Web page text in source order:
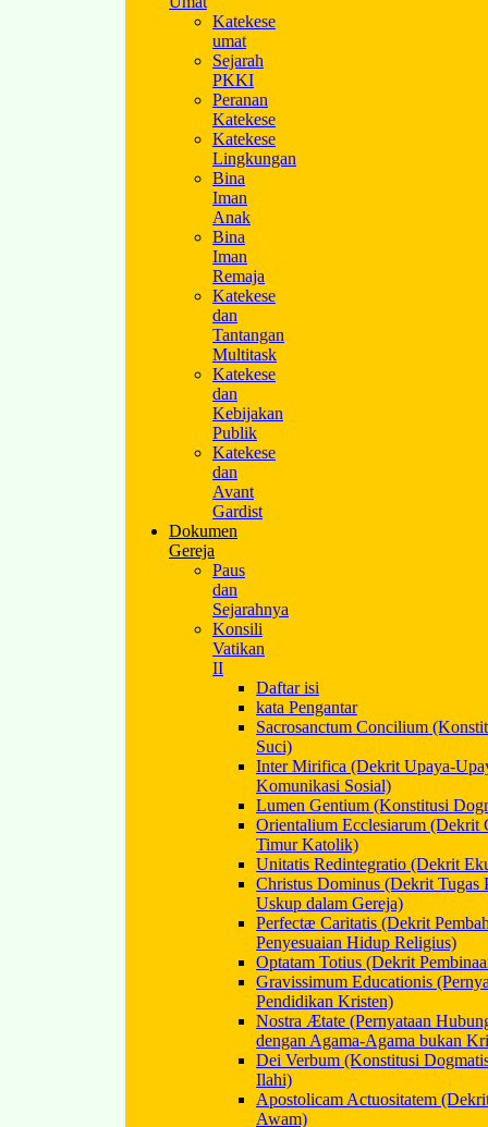
Katekese
umat
Sejarah
PKKI
Peranan
Katekese
Katekese
Lingkungan
Bina
Iman
Anak
Bina
Iman
Remaja
Katekese
dan
Tantangan
Multitask
Katekese
dan
Kebijakan
Publik
Katekese
dan
Avant
Gardist
Dokumen
Gereja
Paus
dan
Sejarahnya
Konsili
Vatikan
II
Daftar isi
kata Pengantar
Sacrosanctum Concilium
Suci)
Inter Mirifica (Dekrit Upaya-
Komunikasi Sosial)
Lumen Gentium (Konstitusi
Orientalium Ecclesiarum (Dekrit
Timur Katolik)
Unitatis Redintegratio (Dekrit
Christus Dominus (Dekrit Tugas
Uskup dalam Gereja)
Perfectæ Caritatis (Dekrit
Penyesuaian Hidup Religius)
Optatam Totius (Dekrit
Gravissimum Educationis
Pendidikan Kristen)
Nostra Ætate (Pernyataan
dengan Agama-Agama bukan
Dei Verbum (Konstitusi
Ilahi)
Apostolicam Actuositatem
Awam)